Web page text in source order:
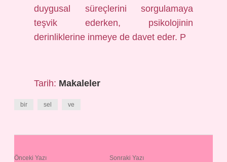
duygusal süreçlerini sorgulamaya
teşvik ederken, psikolojinin
derinliklerine inmeye de davet eder. P
Tarih: Makaleler
bir sel ve
Önceki Yazı Sonraki Yazı